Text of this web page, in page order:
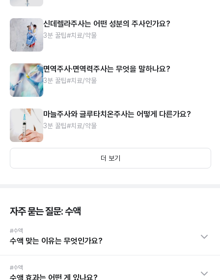
신데렐라주사는 어떤 성분의 주사인가요?
3분 꿀팁#치료/약물
면역주사·면역력주사는 무엇을 말하나요?
3분 꿀팁#치료/약물
마늘주사와 글루타치온주사는 어떻게 다른가요?
3분 꿀팁#치료/약물
더 보기
자주 묻는 질문: 수액
#수액
수액 맞는 이유는 무엇인가요?
#수액
수액 효과는 어떤 게 있나요?